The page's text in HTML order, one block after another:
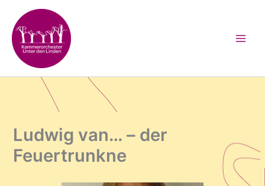
Inhalt
springen
Ludwig van… – der
Feuertrunkne